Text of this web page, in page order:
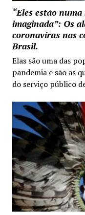
“Eles estão
imaginada”: Os
coronavírus nas
Brasil.
Elas são uma das
pandemia e são as
do serviço público